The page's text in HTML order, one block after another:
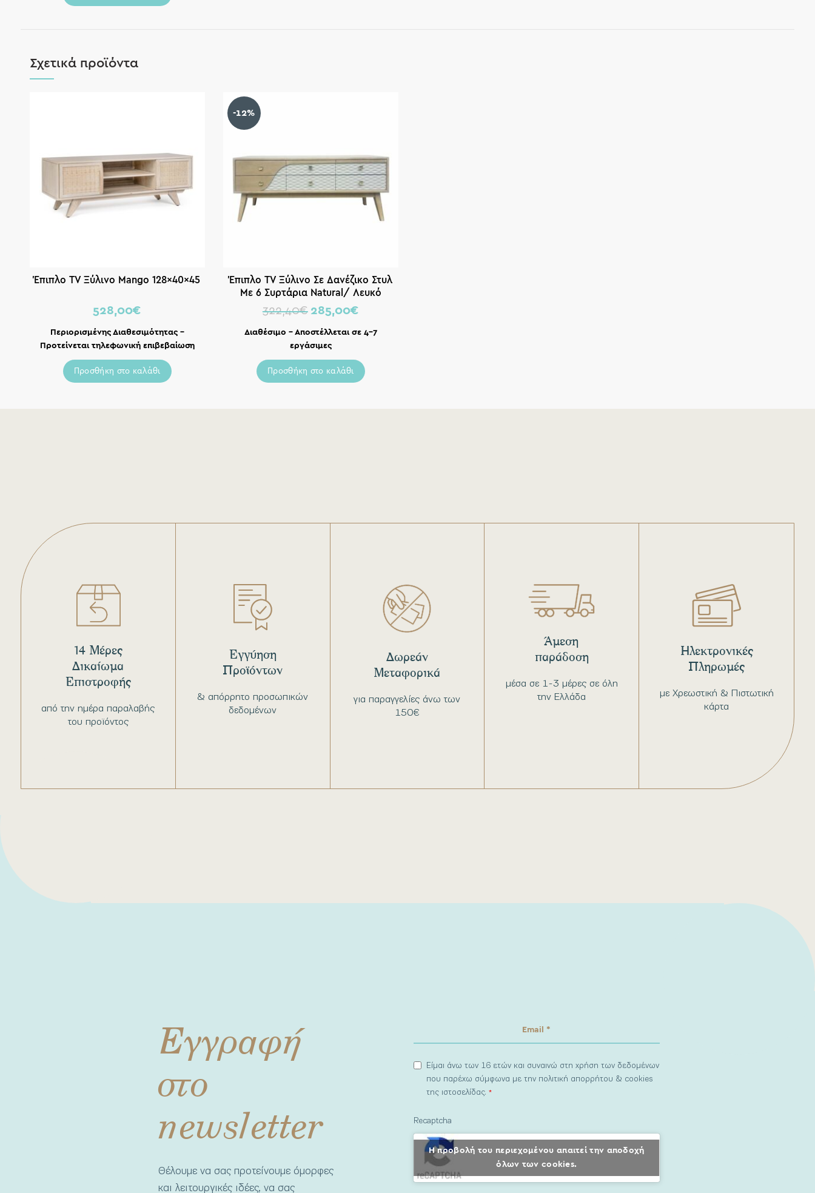
Σχετικά προϊόντα
Έπιπλο TV Ξύλινο Mango 128x40x45
528,00€
Περιορισμένης Διαθεσιμότητας –
Προτείνεται τηλεφωνική επιβεβαίωση
Προσθήκη στο καλάθι
-12%
Έπιπλο TV Ξύλινο Σε Δανέζικο Στυλ
Με 6 Συρτάρια Natural/ Λευκό
120x40x50cm | Zaros
322,40€ 285,00€
Διαθέσιμο – Αποστέλλεται σε 4-7
εργάσιμες
Προσθήκη στο καλάθι
από την ημέρα παραλαβής
του προϊόντος
14 Μέρες
Δικαίωμα
Επιστροφής
& απόρρητο προσωπικών
δεδομένων
Εγγύηση
Προϊόντων
για παραγγελίες άνω των
150€
Δωρεάν
Μεταφορικά
μέσα σε 1-3 μέρες σε όλη
την Ελλάδα
Άμεση
παράδοση
με Χρεωστική & Πιστωτική
κάρτα
Ηλεκτρονικές
Πληρωμές
Εγγραφή
στο
newsletter
Θέλουμε να σας προτείνουμε όμορφες
και λειτουργικές ιδέες, να σας
Είμαι άνω των 16 ετών και συναινώ στη χρήση των δεδομένων
που παρέχω σύμφωνα με την πολιτική απορρήτου & cookies
της ιστοσελίδας.*
Recaptcha
Η προβολή του περιεχομένου απαιτεί την αποδοχή
όλων των cookies.